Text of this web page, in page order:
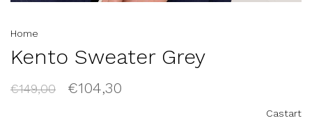
Home
Kento Sweater Grey
€149,00 €104,30
Castart